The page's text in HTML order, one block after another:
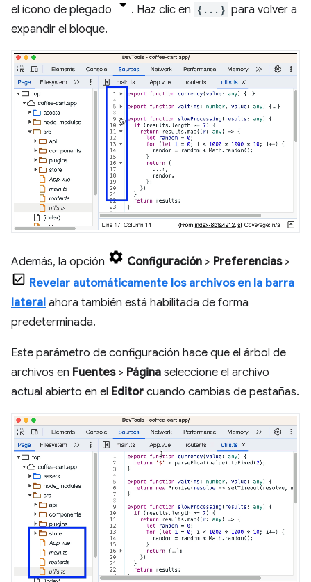
el ícono de plegado . Haz clic en {...} para volver a
expandir el bloque.
Además, la opción Configuración > Preferencias>
Revelar automáticamente los archivos en la barra
lateral ahora también está habilitada de forma
predeterminada.
Este parámetro de configuración hace que el árbol de
archivos en Fuentes> Página seleccione el archivo
actual abierto en el Editor cuando cambias de pestañas.